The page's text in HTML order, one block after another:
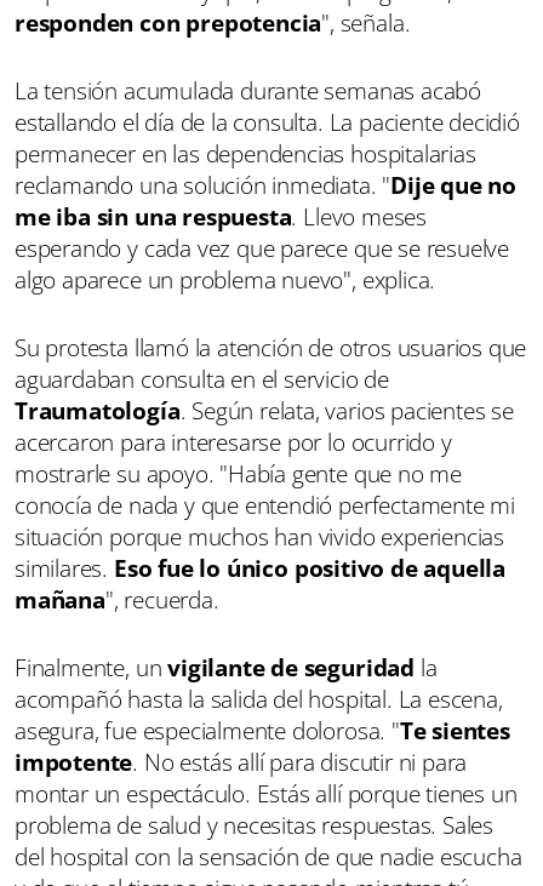
responden con prepotencia", señala.
La tensión acumulada durante semanas acabó
estallando el día de la consulta. La paciente decidió
permanecer en las dependencias hospitalarias
reclamando una solución inmediata. "Dije que no
me iba sin una respuesta. Llevo meses
esperando y cada vez que parece que se resuelve
algo aparece un problema nuevo", explica.
Su protesta llamó la atención de otros usuarios que
aguardaban consulta en el servicio de
Traumatología. Según relata, varios pacientes se
acercaron para interesarse por lo ocurrido y
mostrarle su apoyo. "Había gente que no me
conocía de nada y que entendió perfectamente mi
situación porque muchos han vivido experiencias
similares. Eso fue lo único positivo de aquella
mañana", recuerda.
Finalmente, unvigilante de seguridad la
acompañó hasta la salida del hospital. La escena,
asegura, fue especialmente dolorosa. "Te sientes
impotente. No estás allí para discutir ni para
montar un espectáculo. Estás allí porque tienes un
problema de salud y necesitas respuestas. Sales
del hospital con la sensación de que nadie escucha